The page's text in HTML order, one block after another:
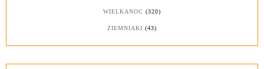
WIELKANOC (320)
ZIEMNIAKI (43)